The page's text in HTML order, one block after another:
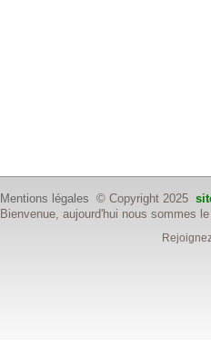
Mentions légales © Copyright 2025
Bienvenue, aujourd'hui nous sommes